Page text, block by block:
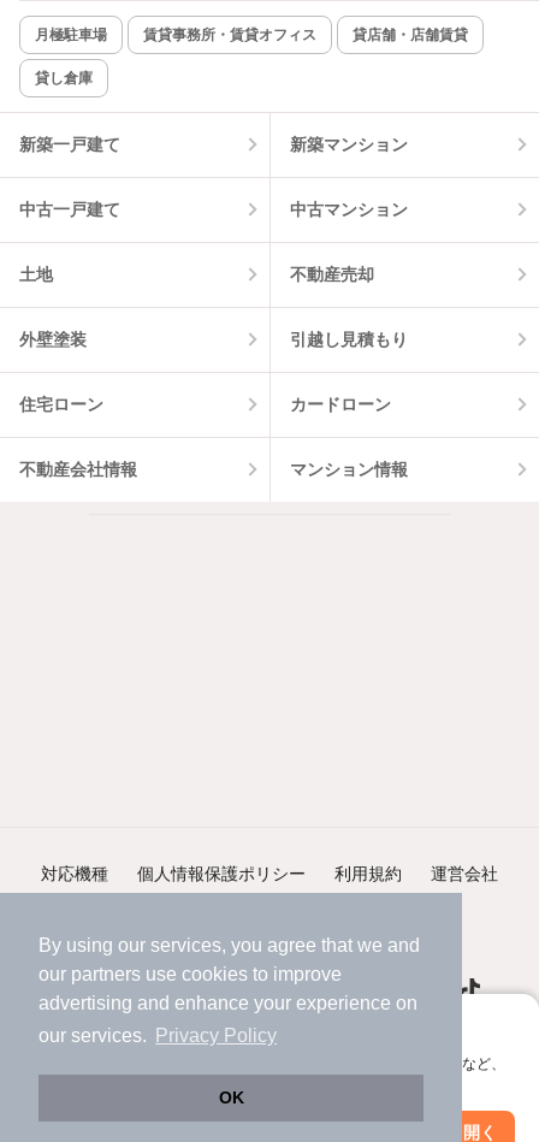
By using our services, you agree that we and
our partners use cookies to improve
advertising and enhance your experience on
our services.
Privacy Policy
OK
アプリに切り替えて、サクサクお部屋探し
会員登録なしですぐ使える。マップ検索やお気に入り保存など、
アプリを開く
新着のみ インターネット無料
該当件数:
8
物件一覧に反映
月極駐車場 賃貸事務所・賃貸オフィス 貸店舗・店舗賃貸
貸し倉庫
新築一戸建て 新築マンション
中古一戸建て 中古マンション
土地 不動産売却
外壁塗装 引越し見積もり
住宅ローン カードローン
不動産会社情報 マンション情報
対応機種 個人情報保護ポリシー 利用規約 運営会社
©NIFTY Lifestyle Co., Ltd.